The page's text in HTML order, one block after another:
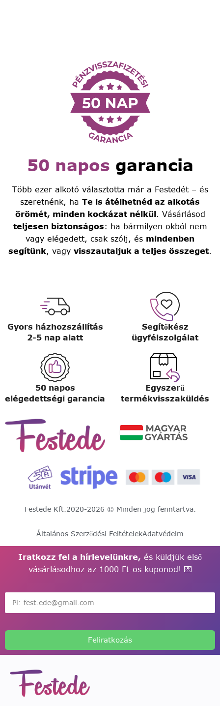
50 napos garancia
Több ezer alkotó választotta már a Festedét – és
szeretnénk, ha Te is átélhetnéd az alkotás
örömét, minden kockázat nélkül. Vásárlásod
teljesen biztonságos: ha bármilyen okból nem
vagy elégedett, csak szólj, és mindenben
segítünk, vagy visszautaljuk a teljes összeget.
Gyors házhozszállítás
2-5 nap alatt
Segítőkész
ügyfélszolgálat
50 napos
elégedettségi garancia
Egyszerű
termékvisszaküldés
Festede Kft.2020-2026 © Minden jog fenntartva.
Általános Szerződési FeltételekAdatvédelm
Iratkozz fel a hírlevelünkre, és küldjük első
vásárlásodhoz az 1000 Ft-os kuponod! 💌
Feliratkozás